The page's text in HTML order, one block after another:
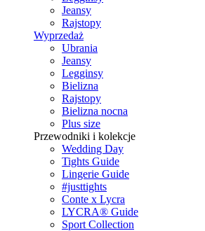
Jeansy
Rajstopy
Wyprzedaż
Ubrania
Jeansy
Legginsy
Bielizna
Rajstopy
Bielizna nocna
Plus size
Przewodniki i kolekcje
Wedding Day
Tights Guide
Lingerie Guide
#justtights
Conte x Lycra
LYCRA® Guide
Sport Сollection